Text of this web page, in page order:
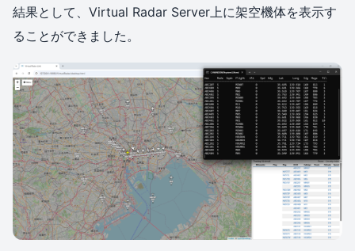
結果として、Virtual Radar Server上に架空機体を表示す
ることができました。